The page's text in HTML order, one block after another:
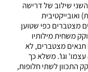
שילוב של דרישה
ואובייקטיבית
מצטברים כפי שטוען
משחית מילותיו
תנאים מצטברים, לא
וגו'. משלא כך
לשתי חלופות,